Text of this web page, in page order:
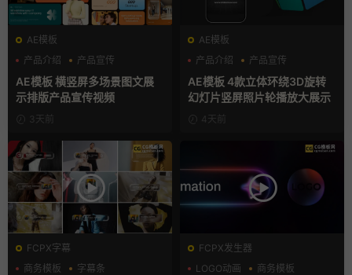
AE模板
产品介绍
产品宣传
产品展示
AE模板 横竖屏多场景图文展
示排版产品宣传视频
3天前
AE模板
产品介绍
产品宣传
产品展示
AE模板 4款立体环绕3D旋转
幻灯片竖屏照片轮播放大展示
4天前
FCPX字幕
商务模板
字幕条
FCPX发生器
LOGO动画
商务模板